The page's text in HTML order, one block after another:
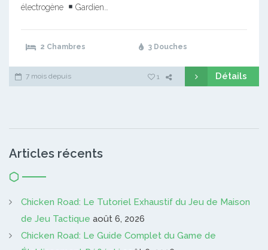
électrogène
Gardien…
2 Chambres 3 Douches
7 mois depuis 1 Détails
Articles récents
Chicken Road: Le Tutoriel Exhaustif du Jeu de Maison
de Jeu Tactique août 6, 2026
Chicken Road: Le Guide Complet du Game de